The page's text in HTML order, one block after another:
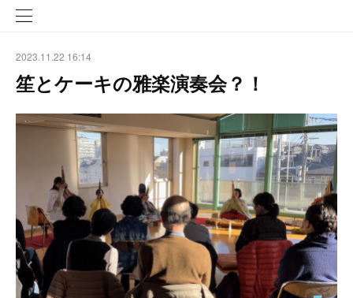
2023.11.22 16:14
笙とケーキの雅楽演奏会？！